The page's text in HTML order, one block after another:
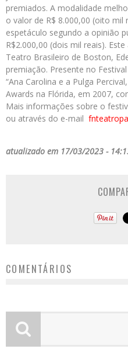
premiados. A modalidade
o valor de R$ 8.000,00 (oito
espetáculo segundo a opinião
R$2.000,00 (dois mil reais).
Teatro Brasileiro de Boston,
premiação. Presente no
“Ana Carolina e a Pulga
Awards na Flórida, em 2007,
Mais informações sobre o
ou através do e-mail
atualizado em 17/03/2023 -
COMENTÁRIOS